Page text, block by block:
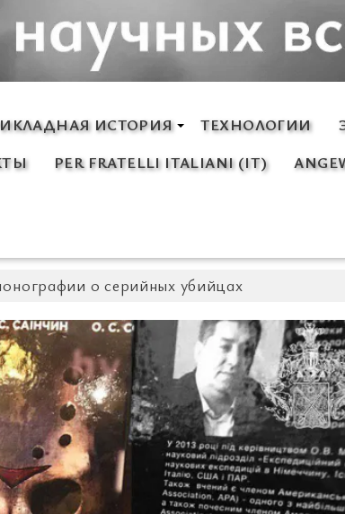
ИСТОРИЯ ТЕХНОЛОГИИ
PER FRATELLI ITALIANI (IT)
о серийных убийцах